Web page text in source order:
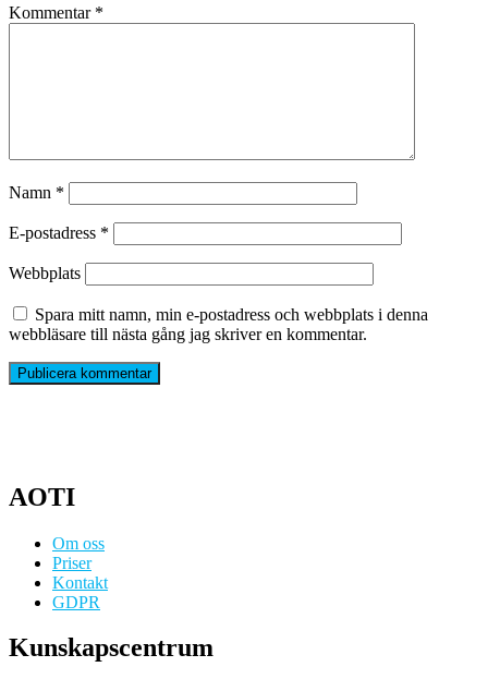
Kommentar *
Namn *
E-postadress *
Webbplats
Spara mitt namn, min e-postadress och webbplats i denna
webbläsare till nästa gång jag skriver en kommentar.
AOTI
Om oss
Priser
Kontakt
GDPR
Kunskapscentrum